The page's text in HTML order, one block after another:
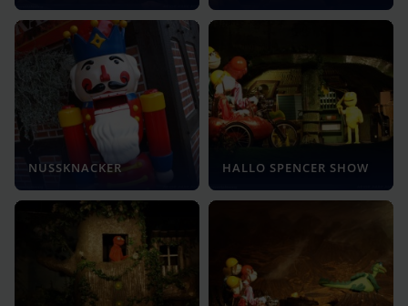
NUSSKNACKER HALLO SPENCER SHOW